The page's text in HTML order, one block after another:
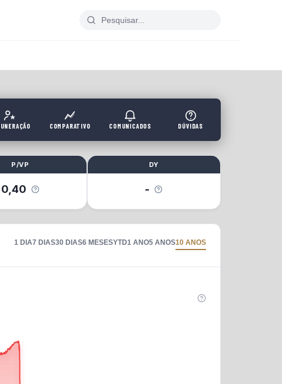
COMPARATIVO COMUNICADOS DÚVIDAS
P/VP
0,40
DY
-
1 DIA7 DIAS30 DIAS6 MESESYTD1 ANO5 ANOS10 ANOS